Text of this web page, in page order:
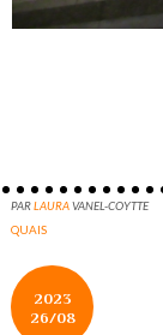
PARLAURAVANEL-COYTTE
QUAIS
2023
26/08